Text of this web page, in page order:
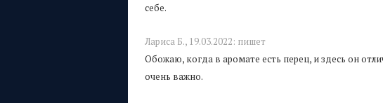
себе.
Лариса Б., 19.03.2022: пишет
Обожаю, когда в аромате есть перец, и здесь он
очень важно.